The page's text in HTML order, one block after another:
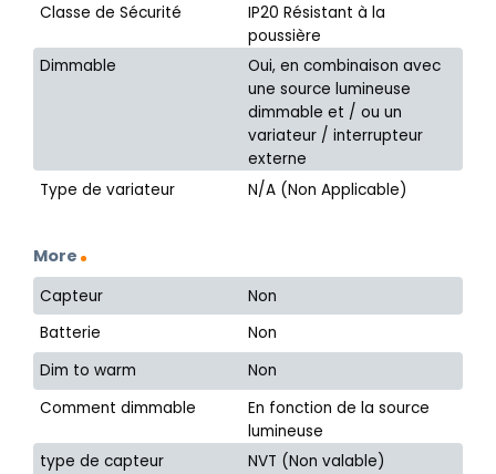
Classe de Sécurité
IP20 Résistant à la
poussière
Dimmable
Oui, en combinaison avec
une source lumineuse
dimmable et / ou un
variateur / interrupteur
externe
Type de variateur
N/A (Non Applicable)
More
Capteur
Non
Batterie
Non
Dim to warm
Non
Comment dimmable
En fonction de la source
lumineuse
type de capteur
NVT (Non valable)